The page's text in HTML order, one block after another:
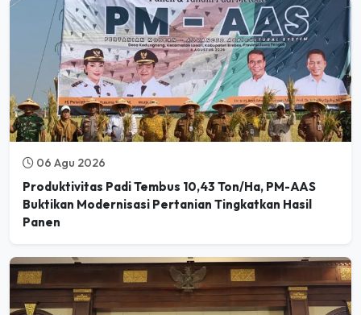
06 Agu 2026
Produktivitas Padi Tembus 10,43 Ton/Ha, PM-AAS
Buktikan Modernisasi Pertanian Tingkatkan Hasil
Panen